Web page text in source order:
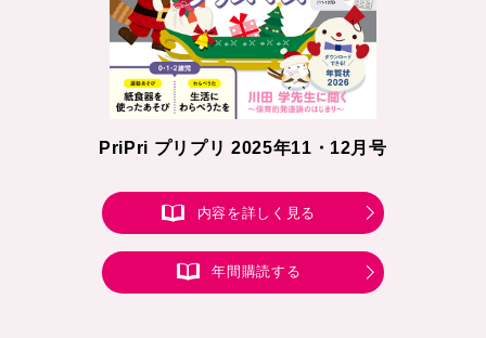
PriPri プリプリ 2025年11・12月号
内容を詳しく見る
年間購読する